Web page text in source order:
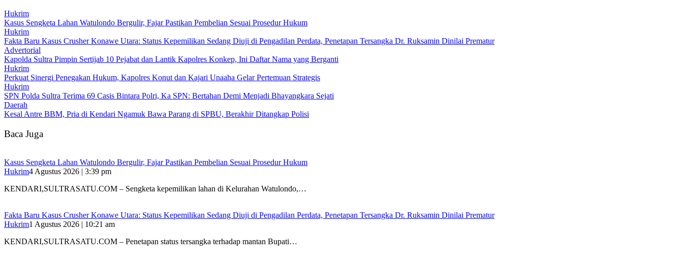
Hukrim
‎Kasus Sengketa Lahan Watulondo Bergulir, Fajar Pastikan Pembelian Sesuai Prosedur Hukum
Hukrim
Fakta Baru Kasus Crusher Konawe Utara: Status Kepemilikan Sedang Diuji di Pengadilan Perdata, Penetapan Tersangka Dr. Ruksamin Dinilai Prematur
Advertorial
‎Kapolda Sultra Pimpin Sertijab 10 Pejabat dan Lantik Kapolres Konkep, Ini Daftar Nama yang Berganti
Hukrim
‎Perkuat Sinergi Penegakan Hukum, Kapolres Konut dan Kajari Unaaha Gelar Pertemuan Strategis
Hukrim
SPN Polda Sultra Terima 69 Casis Bintara Polri, Ka SPN: Bertahan Demi Menjadi Bhayangkara Sejati
Daerah
Kesal Antre BBM, Pria di Kendari Ngamuk Bawa Parang di SPBU, Berakhir Ditangkap Polisi
Baca Juga
‎Kasus Sengketa Lahan Watulondo Bergulir, Fajar Pastikan Pembelian Sesuai Prosedur Hukum
Hukrim4 Agustus 2026 | 3:39 pm
KENDARI,SULTRASATU.COM – ‎Sengketa kepemilikan lahan di Kelurahan Watulondo,…
Fakta Baru Kasus Crusher Konawe Utara: Status Kepemilikan Sedang Diuji di Pengadilan Perdata, Penetapan Tersangka Dr. Ruksamin Dinilai Prematur
Hukrim1 Agustus 2026 | 10:21 am
KENDARI,SULTRASATU.COM – Penetapan status tersangka terhadap mantan Bupati…